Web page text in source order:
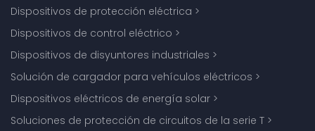
Dispositivos de protección eléctrica >
Dispositivos de control eléctrico >
Dispositivos de disyuntores industriales >
Solución de cargador para vehículos eléctricos >
Dispositivos eléctricos de energía solar >
Soluciones de protección de circuitos de la serie T >